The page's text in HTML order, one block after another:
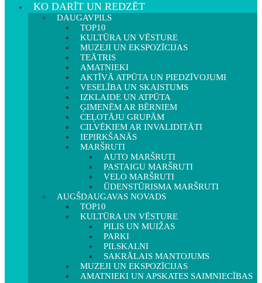
KO DARĪT UN REDZĒT
DAUGAVPILS
TOP10
KULTŪRA UN VĒSTURE
MUZEJI UN EKSPOZĪCIJAS
TEĀTRIS
AMATNIEKI
AKTĪVĀ ATPŪTA UN PIEDZĪVOJUMI
VESELĪBA UN SKAISTUMS
IZKLAIDE UN ATPŪTA
ĢIMENĒM AR BĒRNIEM
CEĻOTĀJU GRUPĀM
CILVĒKIEM AR INVALIDITĀTI
IEPIRKŠANĀS
MARŠRUTI
AUTO MARŠRUTI
PASTAIGU MARŠRUTI
VELO MARŠRUTI
ŪDENSTŪRISMA MARŠRUTI
AUGŠDAUGAVAS NOVADS
TOP10
KULTŪRA UN VĒSTURE
PILIS UN MUIŽAS
PARKI
PILSKALNI
SAKRĀLAIS MANTOJUMS
MUZEJI UN EKSPOZĪCIJAS
AMATNIEKI UN APSKATES SAIMNIECĪBAS